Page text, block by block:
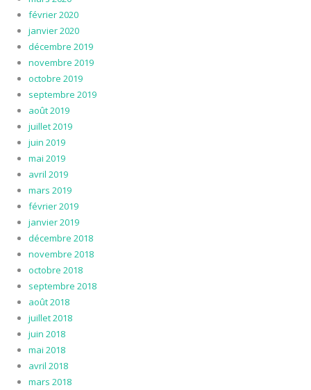
février 2020
janvier 2020
décembre 2019
novembre 2019
octobre 2019
septembre 2019
août 2019
juillet 2019
juin 2019
mai 2019
avril 2019
mars 2019
février 2019
janvier 2019
décembre 2018
novembre 2018
octobre 2018
septembre 2018
août 2018
juillet 2018
juin 2018
mai 2018
avril 2018
mars 2018